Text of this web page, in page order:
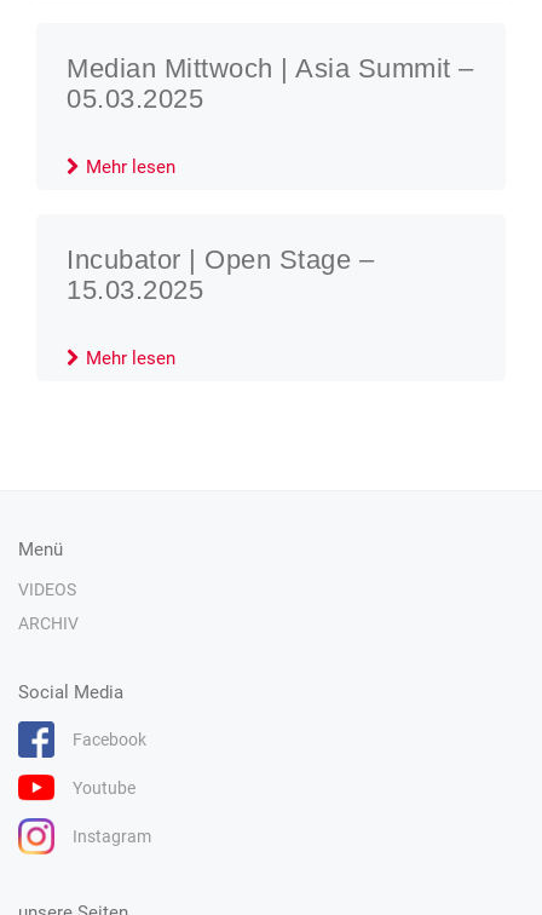
Median Mittwoch | Asia Summit –
05.03.2025
Mehr lesen
Incubator | Open Stage –
15.03.2025
Mehr lesen
Menü
VIDEOS
ARCHIV
Social Media
Facebook
Youtube
Instagram